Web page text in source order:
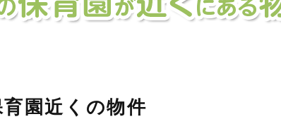
園近くの物件